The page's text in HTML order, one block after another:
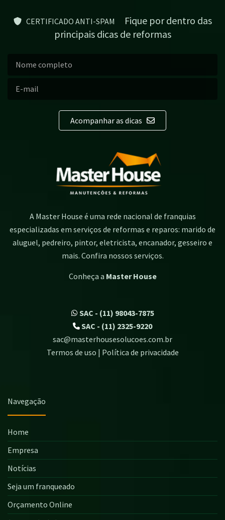
CERTIFICADO ANTI-SPAM
Fique por dentro das
principais dicas de reformas
Acompanhar as dicas
A Master House é uma rede nacional de franquias
especializadas em serviços de reformas e reparos: marido de
aluguel, pedreiro, pintor, eletricista, encanador, gesseiro e
mais. Confira nossos serviços.
Conheça a Master House
SAC - (11) 98043-7875
SAC - (11) 2325-9220
sac@masterhousesolucoes.com.br
Termos de uso | Política de privacidade
Navegação
Home
Empresa
Notícias
Seja um franqueado
Orçamento Online